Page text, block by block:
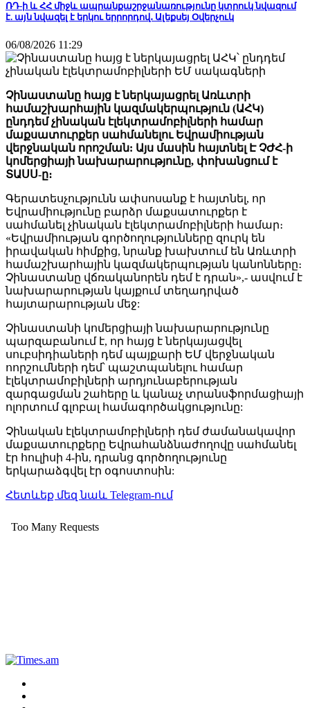
ՌԴ-ի և ՀՀ միջև ապրանքաշրջանառությունը կտրուկ նվազում
է. այն նվազել է երկու երրորդով․ Ալեքսեյ Օվերչուկ
06/08/2026 11:29
Չինաստանը հայց է ներկայացրել Առևտրի
համաշխարհային կազմակերպություն (ԱՀԿ)
ընդդեմ չինական էլեկտրամոբիլների համար
մաքսատուրքեր սահմանելու Եվրամիության
վերջնական որոշման: Այս մասին հայտնել Է ՉԺՀ-ի
կոմերցիայի նախարարությունը, փոխանցում է
ՏԱՍՍ-ը։
Գերատեսչությունն ափսոսանք է հայտնել, որ
Եվրամիությունը բարձր մաքսատուրքեր է
սահմանել չինական էլեկտրամոբիլների համար։
«Եվրամիության գործողությունները զուրկ են
իրավական հիմքից, նրանք խախտում են Առևտրի
համաշխարհային կազմակերպության կանոնները։
Չինաստանը վճռականորեն դեմ է դրան»,- ասվում է
նախարարության կայքում տեղադրված
հայտարարության մեջ:
Չինաստանի կոմերցիայի նախարարությունը
պարզաբանում է, որ հայց է ներկայացվել
սուբսիդիաների դեմ պայքարի ԵՄ վերջնական
ոորշումների դեմ՝ պաշտպանելու համար
էլեկտրամոբիլների արդյունաբերության
զարգացման շահերը և կանաչ տրանսֆորմացիայի
ոլորտում գլոբալ համագործակցությունը:
Չինական էլեկտրամոբիլների դեմ ժամանակավոր
մաքսատուրքերը Եվրահանձնաժողովը սահմանել
էր հուլիսի 4-ին, դրանց գործողությունը
երկարաձգվել էր օգոստոսին:
Հետևեք մեզ նաև Telegram-ում